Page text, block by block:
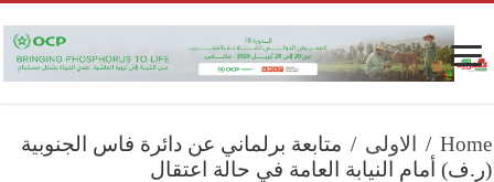
Home
/ الاولى / متابعة برلماني عن دائرة فاس الجنوبية
(ر.ف) أمام النيابة العامة في حالة اعتقال